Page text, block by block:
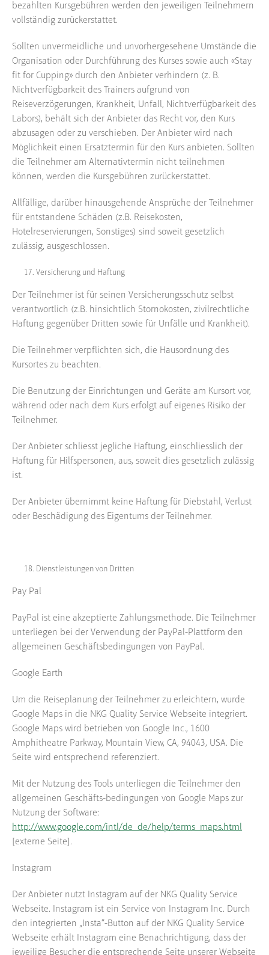
bezahlten Kursgebühren werden den jeweiligen Teilnehmern
vollständig zurückerstattet.
Sollten unvermeidliche und unvorhergesehene Umstände die
Organisation oder Durchführung des Kurses sowie auch «Stay
fit for Cupping» durch den Anbieter verhindern (z. B.
Nichtverfügbarkeit des Trainers aufgrund von
Reiseverzögerungen, Krankheit, Unfall, Nichtverfügbarkeit des
Labors), behält sich der Anbieter das Recht vor, den Kurs
abzusagen oder zu verschieben. Der Anbieter wird nach
Möglichkeit einen Ersatztermin für den Kurs anbieten. Sollten
die Teilnehmer am Alternativtermin nicht teilnehmen
können, werden die Kursgebühren zurückerstattet.
Allfällige, darüber hinausgehende Ansprüche der Teilnehmer
für entstandene Schäden (z.B. Reisekosten,
Hotelreservierungen, Sonstiges) sind soweit gesetzlich
zulässig, ausgeschlossen.
Versicherung und Haftung
Der Teilnehmer ist für seinen Versicherungsschutz selbst
verantwortlich (z.B. hinsichtlich Stornokosten, zivilrechtliche
Haftung gegenüber Dritten sowie für Unfälle und Krankheit).
Die Teilnehmer verpflichten sich, die Hausordnung des
Kursortes zu beachten.
Die Benutzung der Einrichtungen und Geräte am Kursort vor,
während oder nach dem Kurs erfolgt auf eigenes Risiko der
Teilnehmer.
Der Anbieter schliesst jegliche Haftung, einschliesslich der
Haftung für Hilfspersonen, aus, soweit dies gesetzlich zulässig
ist.
Der Anbieter übernimmt keine Haftung für Diebstahl, Verlust
oder Beschädigung des Eigentums der Teilnehmer.
Dienstleistungen von Dritten
Pay Pal
PayPal ist eine akzeptierte Zahlungsmethode. Die Teilnehmer
unterliegen bei der Verwendung der PayPal-Plattform den
allgemeinen Geschäftsbedingungen von PayPal.
Google Earth
Um die Reiseplanung der Teilnehmer zu erleichtern, wurde
Google Maps in die NKG Quality Service Webseite integriert.
Google Maps wird betrieben von Google Inc., 1600
Amphitheatre Parkway, Mountain View, CA, 94043, USA. Die
Seite wird entsprechend referenziert.
Mit der Nutzung des Tools unterliegen die Teilnehmer den
allgemeinen Geschäfts-bedingungen von Google Maps zur
Nutzung der Software:
http://www.google.com/intl/de_de/help/terms_maps.html
[externe Seite].
Instagram
Der Anbieter nutzt Instagram auf der NKG Quality Service
Webseite. Instagram ist ein Service von Instagram Inc. Durch
den integrierten „Insta“-Button auf der NKG Quality Service
Webseite erhält Instagram eine Benachrichtigung, dass der
jeweilige Besucher die entsprechende Seite unserer Webseite